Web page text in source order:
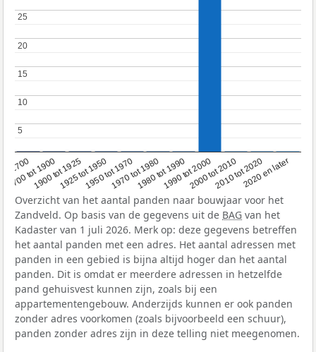
1700
1700 tot 1900
1900 tot 19251925 tot 19501950 tot 19701970 tot 19801980 tot 19901990 tot 20002000 tot 20102010 tot 20202020 en later
5
5
10
10
15
15
20
20
25
25
Overzicht van het aantal panden naar bouwjaar voor het
Zandveld. Op basis van de gegevens uit de BAG van het
Kadaster van 1 juli 2026. Merk op: deze gegevens betreffen
het aantal panden met een adres. Het aantal adressen met
panden in een gebied is bijna altijd hoger dan het aantal
panden. Dit is omdat er meerdere adressen in hetzelfde
pand gehuisvest kunnen zijn, zoals bij een
appartementengebouw. Anderzijds kunnen er ook panden
zonder adres voorkomen (zoals bijvoorbeeld een schuur),
panden zonder adres zijn in deze telling niet meegenomen.